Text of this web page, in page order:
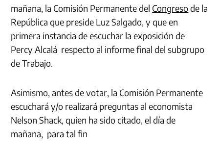
mañana, la Comisión Permanente del Congresode la
República que preside Luz Salgado, y que en
primera instancia de escuchar la exposición de
Percy Alcalá respecto al informe final del subgrupo
de Trabajo.
Asimismo, antes de votar, la Comisión Permanente
escuchará y/o realizará preguntas al economista
Nelson Shack, quien ha sido citado, el día de
mañana, para tal fin